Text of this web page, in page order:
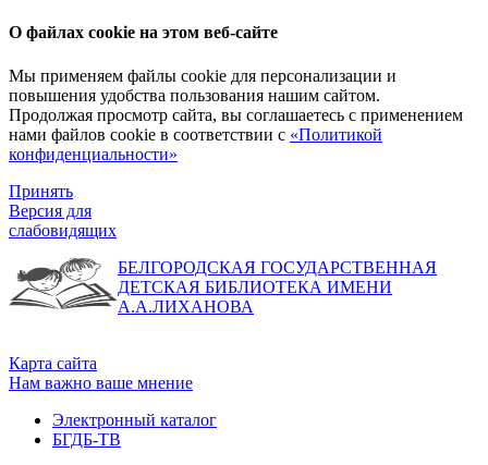
О файлах cookie на этом веб-сайте
Мы применяем файлы cookie для персонализации и
повышения удобства пользования нашим сайтом.
Продолжая просмотр сайта, вы соглашаетесь с применением
нами файлов cookie в соответствии с «Политикой
конфиденциальности»
Принять
Версия для
слабовидящих
БЕЛГОРОДСКАЯ ГОСУДАРСТВЕННАЯ
ДЕТСКАЯ БИБЛИОТЕКА ИМЕНИ
А.А.ЛИХАНОВА
Карта сайта
Нам важно ваше мнение
Электронный каталог
БГДБ-ТВ